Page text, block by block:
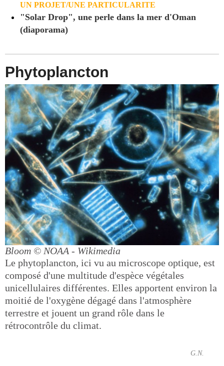
UN PROJET/UNE PARTICULARITE
"Solar Drop", une perle dans la mer d'Oman
(diaporama)
Phytoplancton
Bloom © NOAA - Wikimedia
Le phytoplancton, ici vu au microscope optique, est
composé d'une multitude d'espèce végétales
unicellulaires différentes. Elles apportent environ la
moitié de l'oxygène dégagé dans l'atmosphère
terrestre et jouent un grand rôle dans le
rétrocontrôle du climat.
G.N.